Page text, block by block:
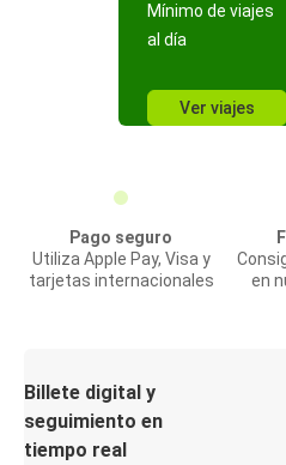
Mínimo de viajes
al día
Ver viajes
Pago seguro
Utiliza Apple Pay, Visa y
tarjetas internacionales
en
Billete digital y
seguimiento en
tiempo real